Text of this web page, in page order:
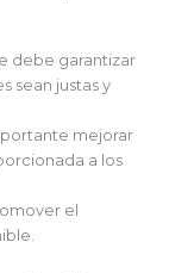
debe garantizar
sean justas y
mejorar
a los
el